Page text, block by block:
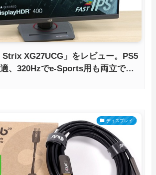
Strix XG27UCG」をレビュー。PS5
、320Hzでe-Sports用も両立でき
ニタを徹底検証
ディスプレイ